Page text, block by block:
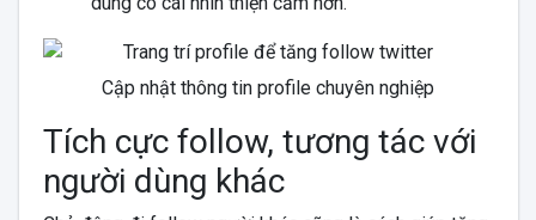
Cập nhật thông tin profile chuyên nghiệp
Tích cực follow, tương tác với
người dùng khác